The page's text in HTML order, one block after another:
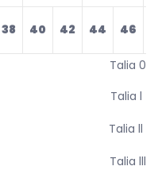
38 40 42 44 46
Talia 0 –
Talia l –
Talia ll –
Talia lll